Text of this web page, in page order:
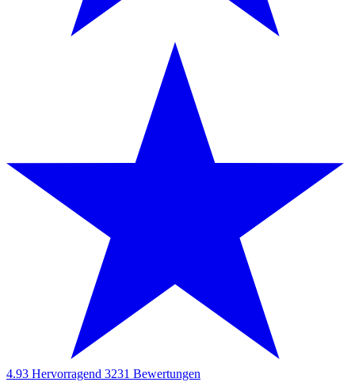
4.93 Hervorragend 3231 Bewertungen